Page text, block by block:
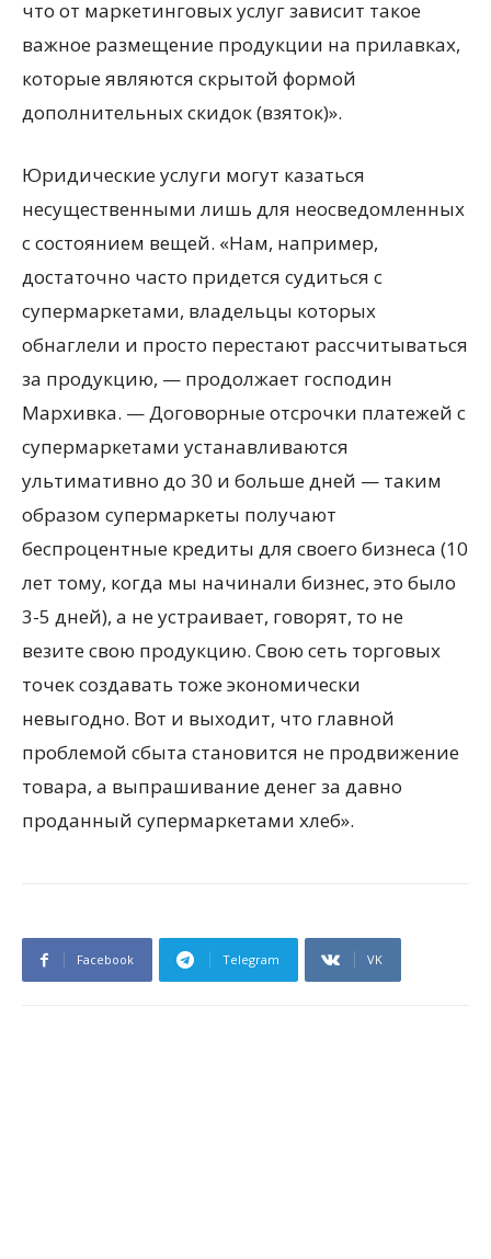
что от маркетинговых услуг зависит такое
важное размещение продукции на прилавках,
которые являются скрытой формой
дополнительных скидок (взяток)».
Юридические услуги могут казаться
несущественными лишь для неосведомленных
с состоянием вещей. «Нам, например,
достаточно часто придется судиться с
супермаркетами, владельцы которых
обнаглели и просто перестают рассчитываться
за продукцию, — продолжает господин
Мархивка. — Договорные отсрочки платежей с
супермаркетами устанавливаются
ультимативно до 30 и больше дней — таким
образом супермаркеты получают
беспроцентные кредиты для своего бизнеса (10
лет тому, когда мы начинали бизнес, это было
3-5 дней), а не устраивает, говорят, то не
везите свою продукцию. Свою сеть торговых
точек создавать тоже экономически
невыгодно. Вот и выходит, что главной
проблемой сбыта становится не продвижение
товара, а выпрашивание денег за давно
проданный супермаркетами хлеб».
Facebook Telegram VK